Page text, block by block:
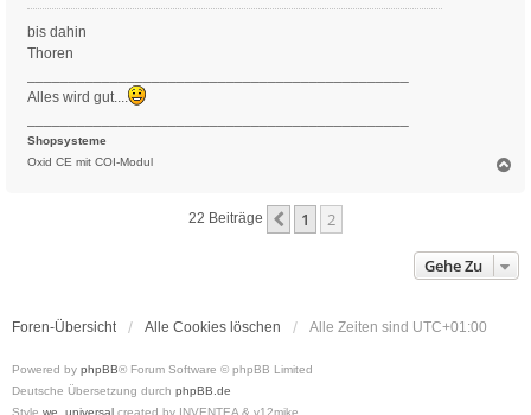
bis dahin
Thoren
Alles wird gut....
Shopsysteme
Oxid CE mit COI-Modul
b
e
22 Beiträge Vorherige
1 2
Gehe Zu
Foren-Übersicht Alle Cookies löschen Alle Zeiten sind UTC+01:00
Powered by phpBB® Forum Software © phpBB Limited
Deutsche Übersetzung durch phpBB.de
Style we_universal created by INVENTEA & v12mike